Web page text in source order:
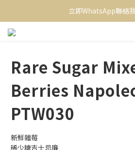
立即WhatsApp聯絡
Rare Sugar
Berries
PTW030
新鮮雜莓
稀少糖吉士忌廉